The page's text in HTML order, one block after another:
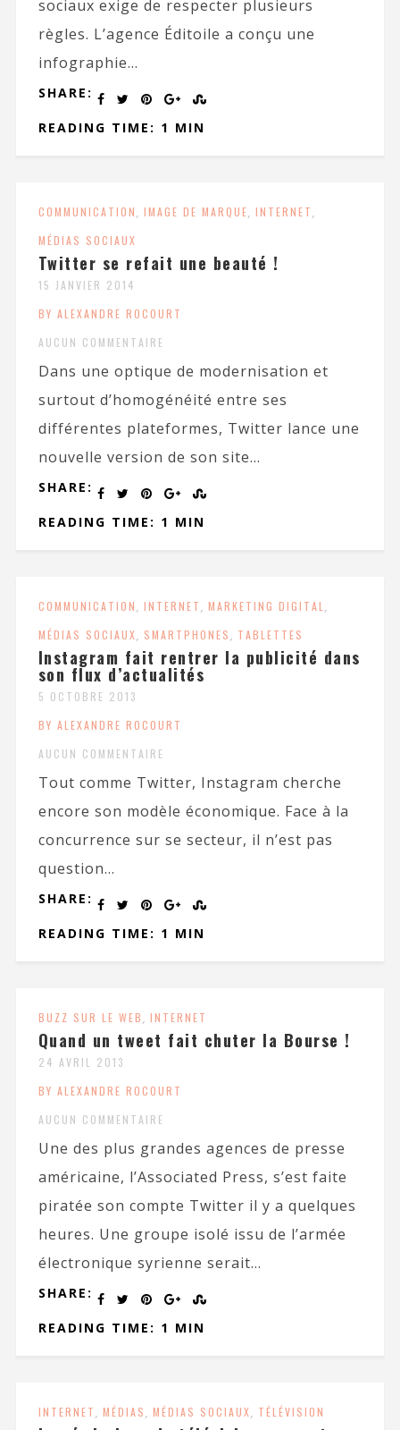
sociaux exige de respecter plusieurs
règles. L’agence Éditoile a conçu une
infographie...
SHARE:
READING TIME: 1 MIN
COMMUNICATION, IMAGE DE MARQUE, INTERNET,
MÉDIAS SOCIAUX
Twitter se refait une beauté !
15 JANVIER 2014
BY ALEXANDRE ROCOURT
AUCUN COMMENTAIRE
Dans une optique de modernisation et
surtout d’homogénéité entre ses
différentes plateformes, Twitter lance une
nouvelle version de son site...
SHARE:
READING TIME: 1 MIN
COMMUNICATION, INTERNET, MARKETING DIGITAL ,
MÉDIAS SOCIAUX, SMARTPHONES, TABLETTES
Instagram fait rentrer la publicité dans
son flux d’actualités
5 OCTOBRE 2013
BY ALEXANDRE ROCOURT
AUCUN COMMENTAIRE
Tout comme Twitter, Instagram cherche
encore son modèle économique. Face à la
concurrence sur se secteur, il n’est pas
question...
SHARE:
READING TIME: 1 MIN
BUZZ SUR LE WEB, INTERNET
Quand un tweet fait chuter la Bourse !
24 AVRIL 2013
BY ALEXANDRE ROCOURT
AUCUN COMMENTAIRE
Une des plus grandes agences de presse
américaine, l’Associated Press, s’est faite
piratée son compte Twitter il y a quelques
heures. Une groupe isolé issu de l’armée
électronique syrienne serait...
SHARE:
READING TIME: 1 MIN
INTERNET, MÉDIAS, MÉDIAS SOCIAUX, TÉLÉVISION